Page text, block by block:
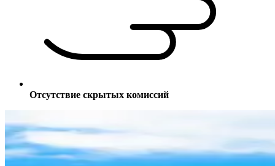
Отсутствие скрытых комиссий